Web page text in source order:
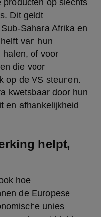
producten op slechts
Dit geldt
Sahara Afrika en
van hun
halen, of voor
die voor
op de VS steunen.
kwetsbaar door hun
en afhankelijkheid
helpt,
hoe
de Europese
unies